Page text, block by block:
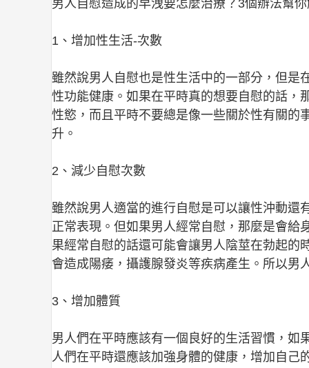
男人自慰造成的早洩要怎麼治療？3個辦法幫
1、增加性生活-次數
雖然說男人自慰也是性生活中的一部分，但是
性功能健康。如果在平時真的想要自慰的話，
性慾，而且平時不要總是像一些關於性有關的
升。
2、減少自慰次數
雖然說男人適當的進行自慰是可以讓性沖動還
正常表現。但如果男人經常自慰，那麼是會給
果經常自慰的話還可能會讓男人陰莖在勃起的
會造成陽痿，攝護腺發炎等疾病產生。所以男
3、增加體質
男人們在平時應該有一個良好的生活習慣，如
人們在平時還應該加強身體的健康，增加自己